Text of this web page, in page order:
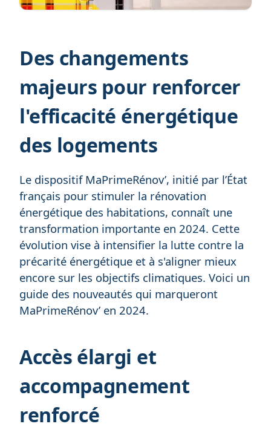
Des changements
majeurs pour renforcer
l'efficacité énergétique
des logements
Le dispositif MaPrimeRénov’, initié par l’État
français pour stimuler la rénovation
énergétique des habitations, connaît une
transformation importante en 2024. Cette
évolution vise à intensifier la lutte contre la
précarité énergétique et à s'aligner mieux
encore sur les objectifs climatiques. Voici un
guide des nouveautés qui marqueront
MaPrimeRénov’ en 2024.
Accès élargi et
accompagnement
renforcé